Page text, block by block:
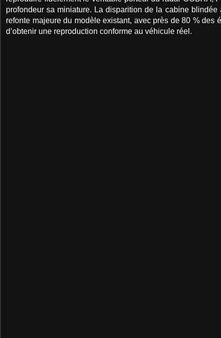
profondeur sa miniature. La disparition de la cabine blindée
refonte majeure du modèle existant, avec près de 80 % des
d’obtenir une reproduction conforme au véhicule réel.